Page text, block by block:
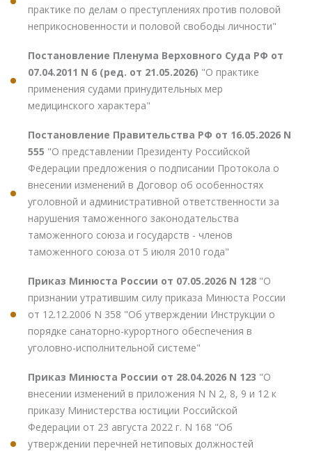
практике по делам о преступлениях против половой
неприкосновенности и половой свободы личности"
Постановление Пленума Верховного Суда РФ от
07.04.2011 N 6 (ред. от 21.05.2026) "О практике
применения судами принудительных мер
медицинского характера"
Постановление Правительства РФ от 16.05.2026 N
555 "О представлении Президенту Российской
Федерации предложения о подписании Протокола о
внесении изменений в Договор об особенностях
уголовной и административной ответственности за
нарушения таможенного законодательства
таможенного союза и государств - членов
таможенного союза от 5 июля 2010 года"
Приказ Минюста России от 07.05.2026 N 128 "О
признании утратившим силу приказа Минюста России
от 12.12.2006 N 358 "Об утверждении Инструкции о
порядке санаторно-курортного обеспечения в
уголовно-исполнительной системе"
Приказ Минюста России от 28.04.2026 N 123 "О
внесении изменений в приложения N N 2, 8, 9 и 12 к
приказу Министерства юстиции Российской
Федерации от 23 августа 2022 г. N 168 "Об
утверждении перечней нетиповых должностей